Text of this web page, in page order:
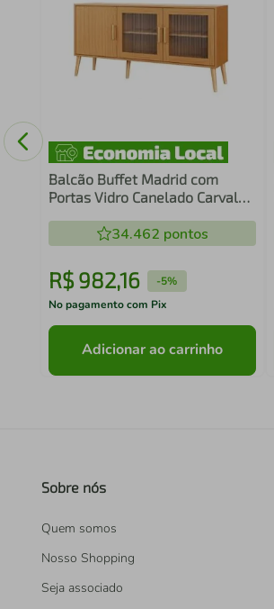
Balcão Buffet Madrid com
Portas Vidro Canelado Carvalho
34.462 pontos
R$ 982,16 -5%
No pagamento com Pix
Adicionar ao carrinho
Sobre nós
Quem somos
Nosso Shopping
Seja associado